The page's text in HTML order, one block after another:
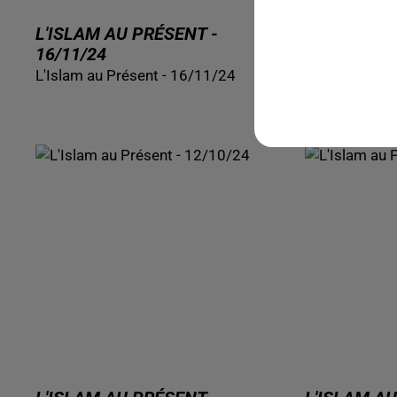
L'ISLAM AU PRÉSENT -
16/11/24
L'Islam au Présent - 16/11/24
L'ISLAM
L'Islam au